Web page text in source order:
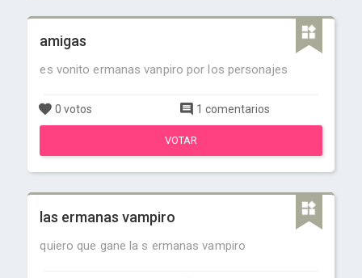
amigas
es vonito ermanas vanpiro por los personajes
0 votos 1 comentarios
VOTAR
las ermanas vampiro
quiero que gane la s ermanas vampiro